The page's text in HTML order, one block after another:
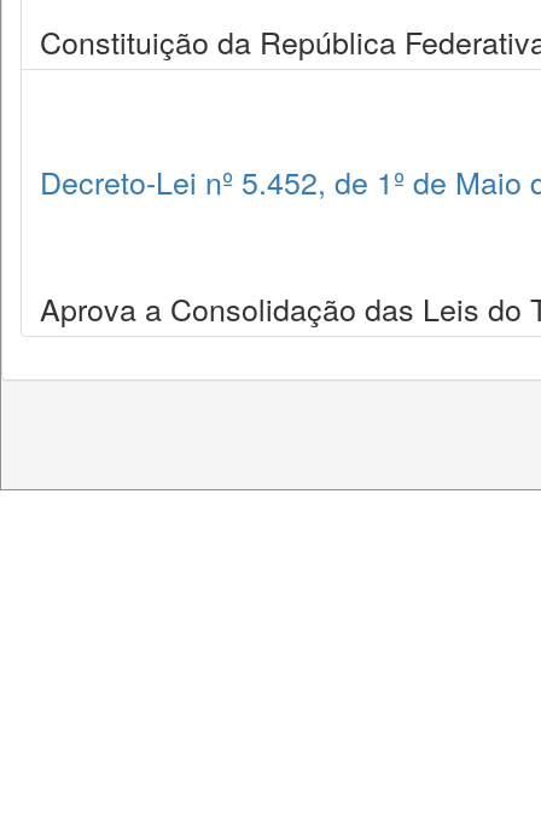
Constituição da República
Decreto-Lei nº 5.452, de 1º de Maio
Aprova a Consolidação das Leis do